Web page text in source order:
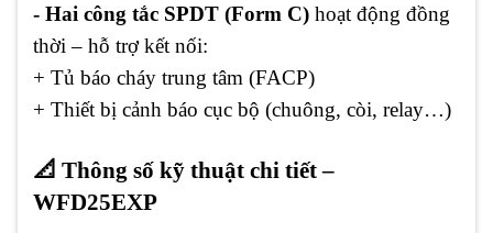
- Hai công tắc SPDT (Form C) hoạt động đồng
thời – hỗ trợ kết nối:
+ Tủ báo cháy trung tâm (FACP)
+ Thiết bị cảnh báo cục bộ (chuông, còi, relay…)
📐 Thông số kỹ thuật chi tiết –
WFD25EXP